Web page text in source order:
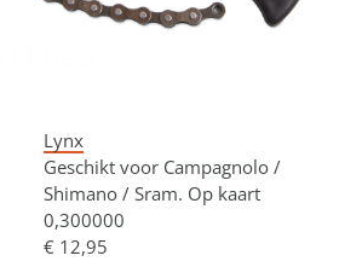
Lynx
Geschikt voor Campagnolo /
Shimano / Sram. Op kaart
0,300000
€ 12,95